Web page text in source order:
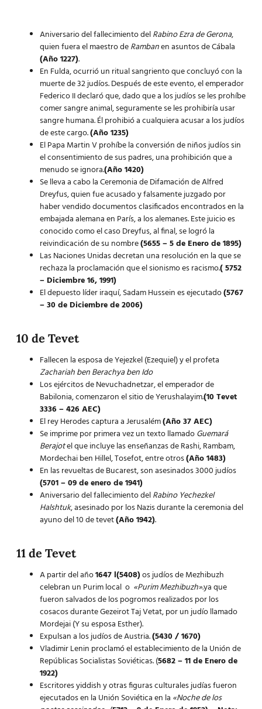
Aniversario del fallecimiento delRabino Ezra de Gerona,
quien fuera el maestro deRambanen asuntos de Cábala
(Año 1227).
En Fulda, ocurrió un ritual sangriento que concluyó con la
muerte de 32 judíos. Después de este evento, el emperador
Federico II declaró que, dado que a los judíos se les prohíbe
comer sangre animal, seguramente se les prohibiría usar
sangre humana. Él prohibió a cualquiera acusar a los judíos
de este cargo.(Año 1235)
El Papa Martin V prohíbe la conversión de niños judíos sin
el consentimiento de sus padres, una prohibición que a
menudo se ignora.(Año 1420)
Se lleva a cabo la Ceremonia de Difamación de Alfred
Dreyfus, quien fue acusado y falsamente juzgado por
haber vendido documentos clasificados encontrados en la
embajada alemana en París, a los alemanes. Este juicio es
conocido como el caso Dreyfus, al final, se logró la
reivindicación de su nombre(5655 – 5 de Enero de 1895)
Las Naciones Unidas decretan una resolución en la que se
rechaza la proclamación que el sionismo es racismo.( 5752
– Diciembre 16, 1991)
El depuesto líder iraquí, Sadam Hussein es ejecutado(5767
– 30 de Diciembre de 2006)
10 de Tevet
Fallecen la esposa de Yejezkel (Ezequiel) y el profeta
Zachariah ben Berachya ben Ido
Los ejércitos de Nevuchadnetzar, el emperador de
Babilonia, comenzaron el sitio de Yerushalayim.(10 Tevet
3336 – 426 AEC)
El rey Herodes captura a Jerusalém(Año 37 AEC)
Se imprime por primera vez un texto llamadoGuemará
Berajotel que incluye las enseñanzas de Rashi, Rambam,
Mordechai ben Hillel, Tosefot, entre otros(Año 1483)
En las revueltas de Bucarest, son asesinados 3000 judíos
(5701 – 09 de enero de 1941)
Aniversario del fallecimiento delRabino Yechezkel
Halshtuk, asesinado por los Nazis durante la ceremonia del
ayuno del 10 de tevet(Año 1942).
11 de Tevet
A partir del año1647 l(5408)os judíos de Mezhibuzh
celebran un Purim local o «Purim Mezhibuzh».ya que
fueron salvados de los pogromos realizados por los
cosacos durante Gezeirot Taj Vetat, por un judío llamado
Mordejai (Y su esposa Esther).
Expulsan a los judíos de Austria.(5430 / 1670)
Vladimir Lenin proclamó el establecimiento de la Unión de
Repúblicas Socialistas Soviéticas. (5682 – 11 de Enero de
1922)
Escritores yiddish y otras figuras culturales judías fueron
ejecutados en la Unión Soviética en la «Noche de los